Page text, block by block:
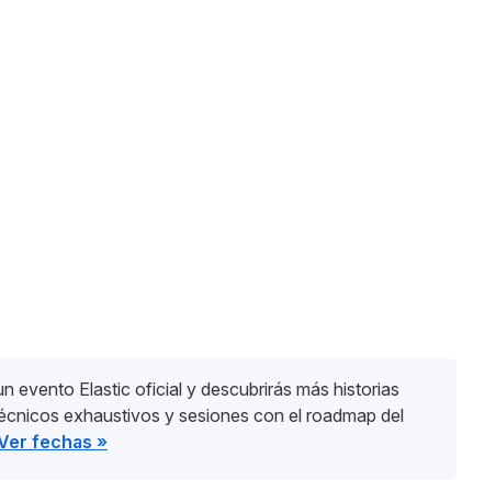
evento Elastic oficial y descubrirás más historias
exhaustivos y sesiones con el roadmap del
fechas »